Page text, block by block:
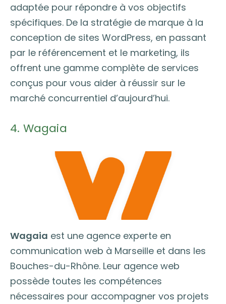
adaptée pour répondre à vos objectifs
spécifiques. De la stratégie de marque à la
conception de sites WordPress, en passant
par le référencement et le marketing, ils
offrent une gamme complète de services
conçus pour vous aider à réussir sur le
marché concurrentiel d’aujourd’hui.
4. Wagaia
Wagaia est une agence experte en
communication web à Marseille et dans les
Bouches-du-Rhône. Leur agence web
possède toutes les compétences
nécessaires pour accompagner vos projets